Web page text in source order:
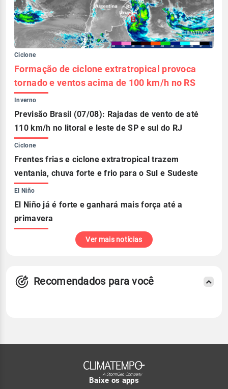
Ciclone
Formação de ciclone extratropical provoca
tornado e ventos acima de 100 km/h no RS
Inverno
Previsão Brasil (07/08): Rajadas de vento de até
110 km/h no litoral e leste de SP e sul do RJ
Ciclone
Frentes frias e ciclone extratropical trazem
ventania, chuva forte e frio para o Sul e Sudeste
El Niño
El Niño já é forte e ganhará mais força até a
primavera
Ver mais notícias
Recomendados para você
Baixe os apps